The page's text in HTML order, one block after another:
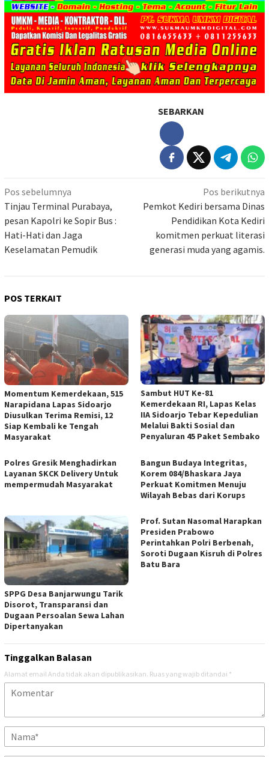
SEBARKAN
Navigasi
pos
Pos sebelumnya
Tinjau Terminal Purabaya,
pesan Kapolri ke Sopir Bus :
Hati-Hati dan Jaga
Keselamatan Pemudik
Pos berikutnya
Pemkot Kediri bersama Dinas
Pendidikan Kota Kediri
komitmen perkuat literasi
generasi muda yang agamis.
POS TERKAIT
Momentum Kemerdekaan, 515
Narapidana Lapas Sidoarjo
Diusulkan Terima Remisi, 12
Siap Kembali ke Tengah
Masyarakat
Sambut HUT Ke-81
Kemerdekaan RI, Lapas Kelas
IIA Sidoarjo Tebar Kepedulian
Melalui Bakti Sosial dan
Penyaluran 45 Paket Sembako
Polres Gresik Menghadirkan
Layanan SKCK Delivery Untuk
mempermudah Masyarakat
Bangun Budaya Integritas,
Korem 084/Bhaskara Jaya
Perkuat Komitmen Menuju
Wilayah Bebas dari Korups
SPPG Desa Banjarwungu Tarik
Disorot, Transparansi dan
Dugaan Persoalan Sewa Lahan
Dipertanyakan
Prof. Sutan Nasomal Harapkan
Presiden Prabowo
Perintahkan Polri Berbenah,
Soroti Dugaan Kisruh di Polres
Batu Bara
Tinggalkan Balasan
Alamat email Anda tidak akan dipublikasikan. Ruas yang wajib ditandai *